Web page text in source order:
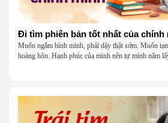
Muốn ngắm bình minh, phải dậy thật sớm. Muốn
hoàng hôn. Hạnh phúc của mình nên tự mình nắm